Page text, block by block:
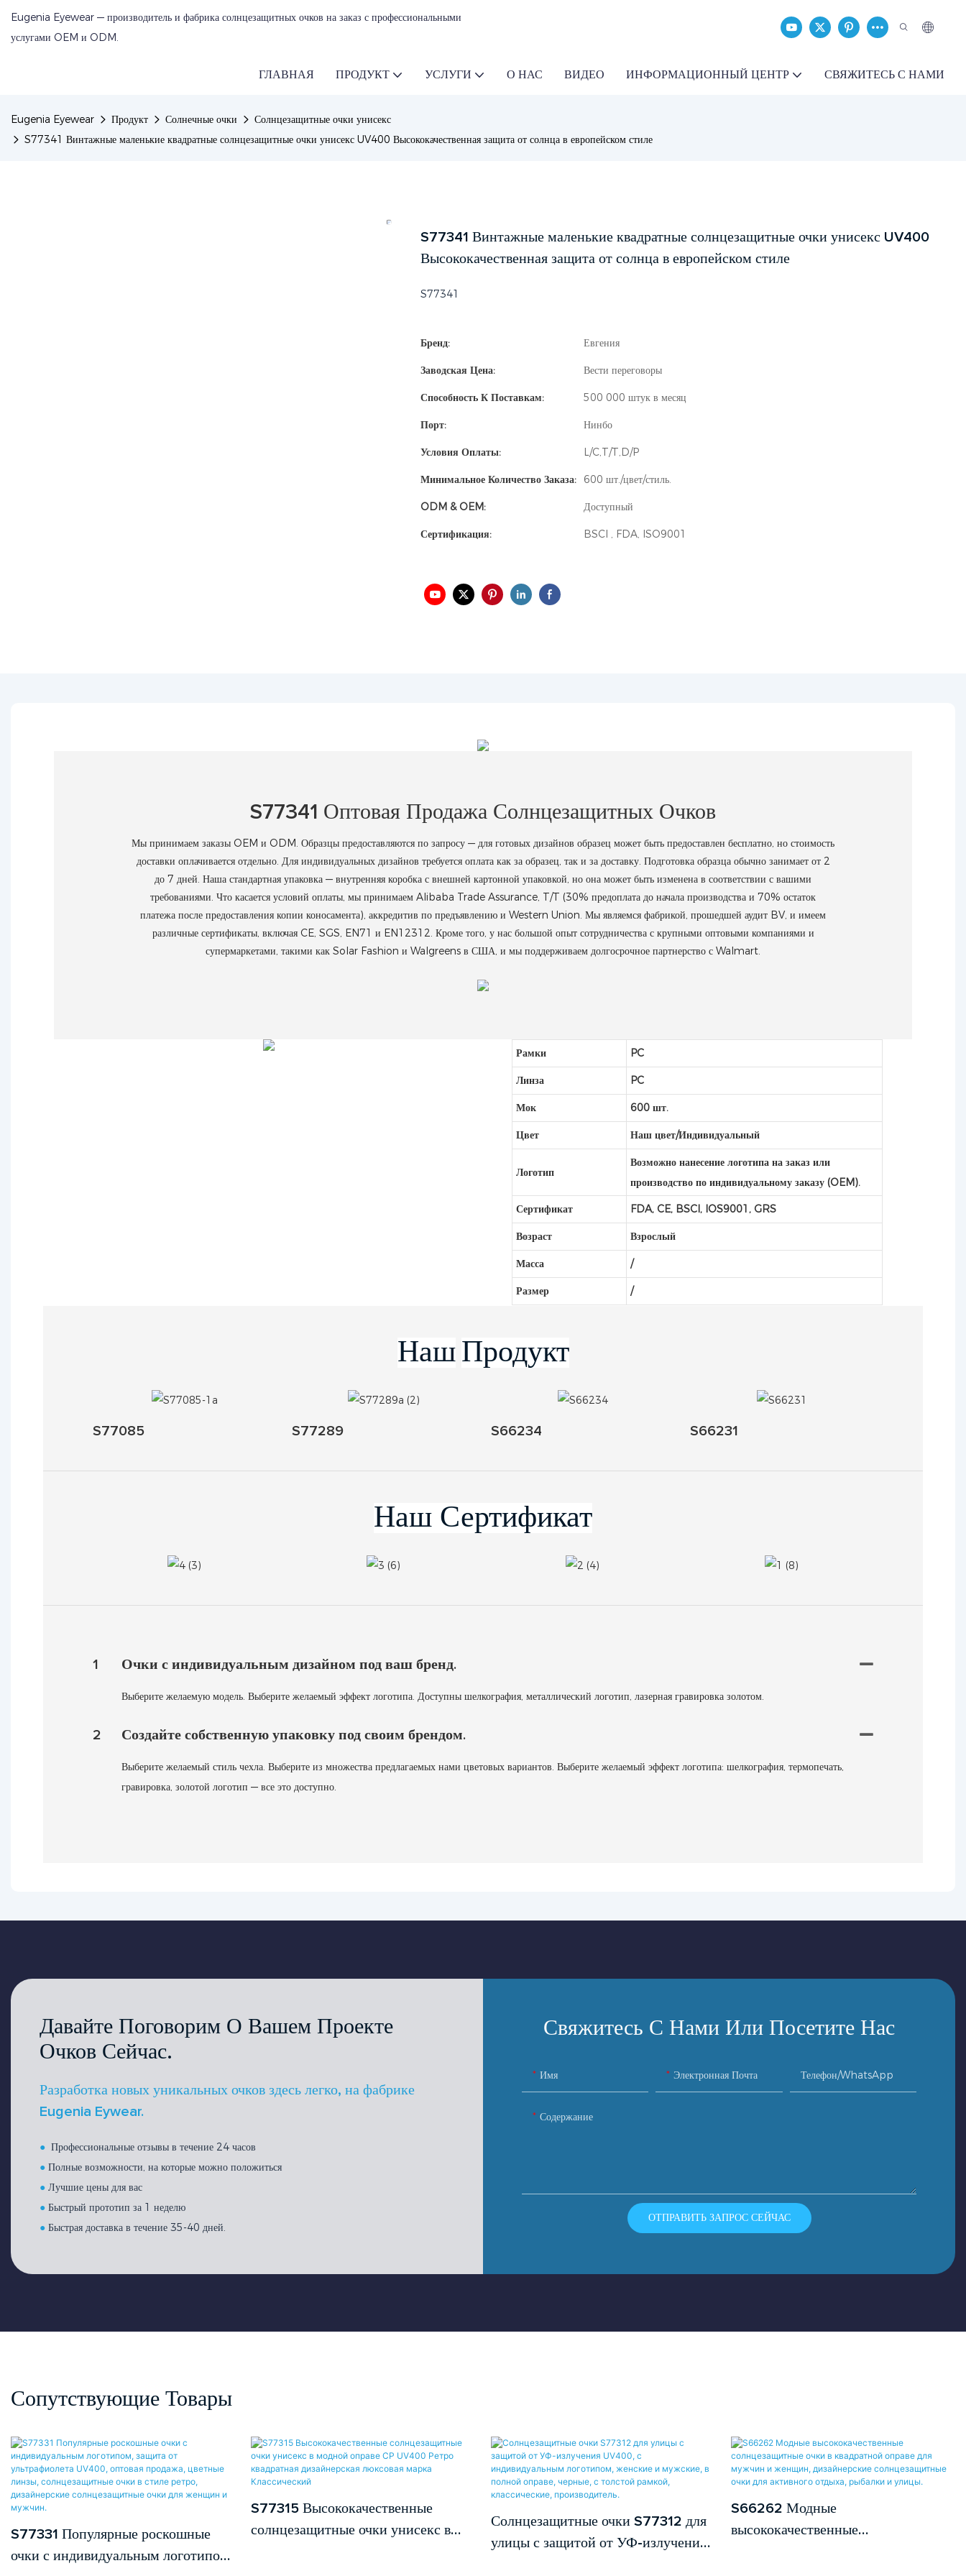
Eugenia Eyewear — производитель и фабрика солнцезащитных очков на заказ с профессиональными
услугами OEM и ODM.
ГЛАВНАЯ ПРОДУКТ УСЛУГИ О НАС ВИДЕО ИНФОРМАЦИОННЫЙ ЦЕНТР СВЯЖИТЕСЬ С НАМИ
Eugenia Eyewear Продукт Солнечные очки
Солнцезащитные очки унисекс
S77341 Винтажные маленькие квадратные солнцезащитные очки унисекс UV400 Высококачественная защита от солнца в европейском стиле
S77341 Винтажные маленькие квадратные солнцезащитные очки унисекс UV400
Высококачественная защита от солнца в европейском стиле
S77341
Бренд: Евгения
Заводская Цена: Вести переговоры
Способность К Поставкам: 500 000 штук в месяц
Порт: Нинбо
Условия Оплаты: L/C,T/T,D/P
Минимальное Количество Заказа: 600 шт./цвет/стиль.
ODM & OEM: Доступный
Сертификация: BSCI , FDA, ISO9001
S77341 Оптовая Продажа Солнцезащитных Очков
Мы принимаем заказы OEM и ODM. Образцы предоставляются по запросу — для готовых дизайнов образец может быть предоставлен бесплатно, но стоимость
доставки оплачивается отдельно. Для индивидуальных дизайнов требуется оплата как за образец, так и за доставку. Подготовка образца обычно занимает от 2
до 7 дней. Наша стандартная упаковка — внутренняя коробка с внешней картонной упаковкой, но она может быть изменена в соответствии с вашими
требованиями. Что касается условий оплаты, мы принимаем Alibaba Trade Assurance, T/T (30% предоплата до начала производства и 70% остаток
платежа после предоставления копии коносамента), аккредитив по предъявлению и Western Union. Мы являемся фабрикой, прошедшей аудит BV, и имеем
различные сертификаты, включая CE, SGS, EN71 и EN12312. Кроме того, у нас большой опыт сотрудничества с крупными оптовыми компаниями и
супермаркетами, такими как Solar Fashion и Walgreens в США, и мы поддерживаем долгосрочное партнерство с Walmart.
Рамки PC
Линза PC
Мок 600 шт.
Цвет Наш цвет/Индивидуальный
Логотип
Возможно нанесение логотипа на заказ или
производство по индивидуальному заказу (OEM).
Сертификат FDA, CE, BSCI, IOS9001, GRS
Возраст Взрослый
Масса /
Размер /
Наш Продукт
S77085 S77289 S66234 S66231
Наш Сертификат
1 Очки с индивидуальным дизайном под ваш бренд.
Выберите желаемую модель. Выберите желаемый эффект логотипа. Доступны шелкография, металлический логотип, лазерная гравировка золотом.
2 Создайте собственную упаковку под своим брендом.
Выберите желаемый стиль чехла. Выберите из множества предлагаемых нами цветовых вариантов. Выберите желаемый эффект логотипа: шелкография, термопечать,
гравировка, золотой логотип — все это доступно.
Давайте Поговорим О Вашем Проекте
Очков Сейчас.
Разработка новых уникальных очков здесь легко, на фабрике
Eugenia Eywear.
● Профессиональные отзывы в течение 24 часов
●Полные возможности, на которые можно положиться
●Лучшие цены для вас
●Быстрый прототип за 1 неделю
●Быстрая доставка в течение 35-40 дней.
Свяжитесь С Нами Или Посетите Нас
Имя Электронная Почта Телефон/WhatsApp
Содержание
ОТПРАВИТЬ ЗАПРОС СЕЙЧАС
Сопутствующие Товары
S77331 Популярные роскошные
очки с индивидуальным логотипом,
S77315 Высококачественные
солнцезащитные очки унисекс в
Солнцезащитные очки S77312 для
улицы с защитой от УФ-излучения
S66262 Модные
высококачественные